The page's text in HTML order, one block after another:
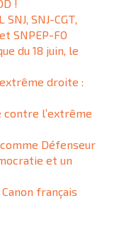
!
SNJ-CGT,
SNPEP-FO
du 18 juin, le
droite :
contre l’extrême
Défenseur
et un
français